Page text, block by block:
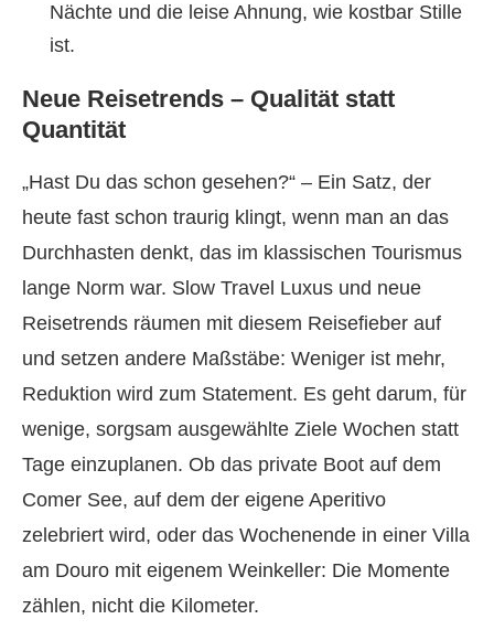
Nächte und die leise Ahnung, wie kostbar Stille
ist.
Neue Reisetrends – Qualität statt
Quantität
„Hast Du das schon gesehen?“ – Ein Satz, der
heute fast schon traurig klingt, wenn man an das
Durchhasten denkt, das im klassischen Tourismus
lange Norm war. Slow Travel Luxus und neue
Reisetrends räumen mit diesem Reisefieber auf
und setzen andere Maßstäbe: Weniger ist mehr,
Reduktion wird zum Statement. Es geht darum, für
wenige, sorgsam ausgewählte Ziele Wochen statt
Tage einzuplanen. Ob das private Boot auf dem
Comer See, auf dem der eigene Aperitivo
zelebriert wird, oder das Wochenende in einer Villa
am Douro mit eigenem Weinkeller: Die Momente
zählen, nicht die Kilometer.